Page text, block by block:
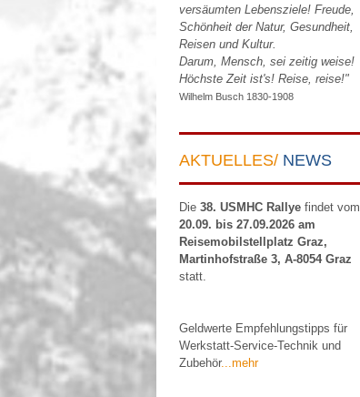
versäumten Lebensziele! Freude,
Schönheit der Natur, Gesundheit,
Reisen und Kultur.
Darum, Mensch, sei zeitig weise!
Höchste Zeit ist's! Reise, reise!"
Wilhelm Busch 1830-1908
AKTUELLES/ NEWS
Die 38. USMHC Rallye findet vom
20.09. bis 27.09.2026 am
Reisemobilstellplatz Graz,
Martinhofstraße 3, A-8054 Graz
statt.
Geldwerte Empfehlungstipps für
Werkstatt-Service-Technik und
Zubehör...mehr